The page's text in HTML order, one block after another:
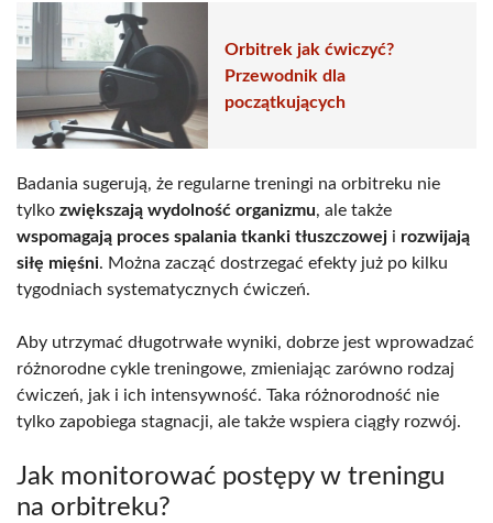
Orbitrek jak ćwiczyć?
Przewodnik dla
początkujących
Badania sugerują, że regularne treningi na orbitreku nie
tylko zwiększają wydolność organizmu, ale także
wspomagają proces spalania tkanki tłuszczowej i rozwijają
siłę mięśni. Można zacząć dostrzegać efekty już po kilku
tygodniach systematycznych ćwiczeń.
Aby utrzymać długotrwałe wyniki, dobrze jest wprowadzać
różnorodne cykle treningowe, zmieniając zarówno rodzaj
ćwiczeń, jak i ich intensywność. Taka różnorodność nie
tylko zapobiega stagnacji, ale także wspiera ciągły rozwój.
Jak monitorować postępy w treningu
na orbitreku?